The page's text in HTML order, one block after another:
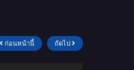
ก่อนหน้านี้ ถัดไป